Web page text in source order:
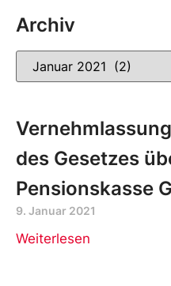
Archiv
des Gesetzes
Pensionskasse
9. Januar 2021
Weiterlesen